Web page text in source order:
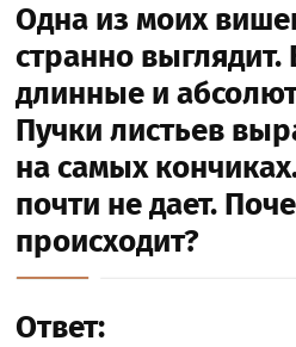
Одна из моих
странно выглядит.
длинные и
Пучки листьев
на самых
почти не дает.
происходит?
Ответ: